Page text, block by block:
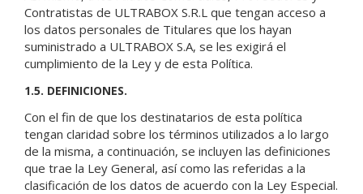
Contratistas de ULTRABOX S.R.L que tengan acceso a
los datos personales de Titulares que los hayan
suministrado a ULTRABOX S.A, se les exigirá el
cumplimiento de la Ley y de esta Política.
1.5. DEFINICIONES.
Con el fin de que los destinatarios de esta política
tengan claridad sobre los términos utilizados a lo largo
de la misma, a continuación, se incluyen las definiciones
que trae la Ley General, así como las referidas a la
clasificación de los datos de acuerdo con la Ley Especial.